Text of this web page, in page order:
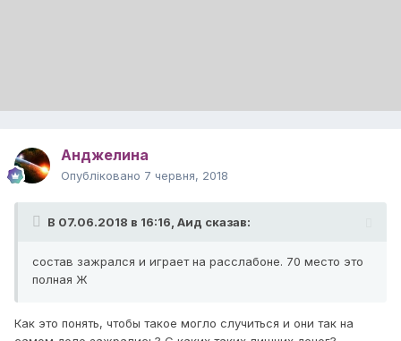
Анджелина
Опубліковано 7 червня, 2018
В 07.06.2018 в 16:16, Аид сказав:
состав зажрался и играет на расслабоне. 70 место это
полная Ж
Как это понять, чтобы такое могло случиться и они так на